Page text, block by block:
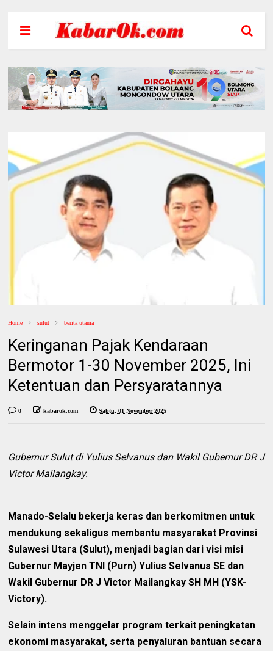
Home sulut berita utama
Keringanan Pajak Kendaraan
Bermotor 1-30 November 2025, Ini
Ketentuan dan Persyaratannya
0 kabarok.com Sabtu, 01 November 2025
Gubernur Sulut di Yulius Selvanus dan Wakil Gubernur DR J
Victor Mailangkay.
Manado-Selalu bekerja keras dan berkomitmen untuk
mendukung sekaligus membantu masyarakat Provinsi
Sulawesi Utara (Sulut), menjadi bagian dari visi misi
Gubernur Mayjen TNI (Purn) Yulius Selvanus SE dan
Wakil Gubernur DR J Victor Mailangkay SH MH (YSK-
Victory).
Selain intens menggelar program terkait peningkatan
ekonomi masyarakat, serta penyaluran bantuan secara